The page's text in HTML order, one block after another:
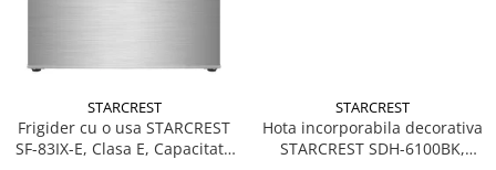
STARCREST
Frigider cu o usa STARCREST
SF-83IX-E, Clasa E, Capacitate
STARCREST
Hota incorporabila decorativa
STARCREST SDH-6100BK,